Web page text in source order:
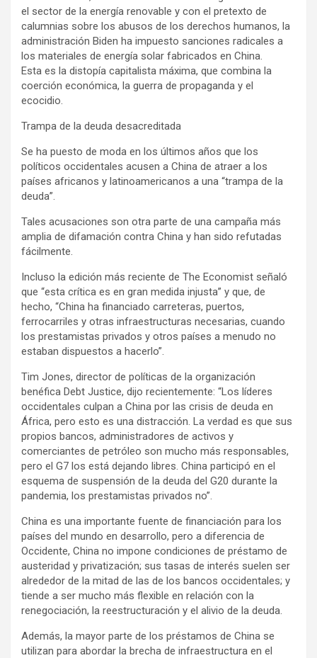
el sector de la energía renovable y con el pretexto de
calumnias sobre los abusos de los derechos humanos, la
administración Biden ha impuesto sanciones radicales a
los materiales de energía solar fabricados en China.
Esta es la distopía capitalista máxima, que combina la
coerción económica, la guerra de propaganda y el
ecocidio.
Trampa de la deuda desacreditada
Se ha puesto de moda en los últimos años que los
políticos occidentales acusen a China de atraer a los
países africanos y latinoamericanos a una “trampa de la
deuda”.
Tales acusaciones son otra parte de una campaña más
amplia de difamación contra China y han sido refutadas
fácilmente.
Incluso la edición más reciente de The Economist señaló
que “esta crítica es en gran medida injusta” y que, de
hecho, “China ha financiado carreteras, puertos,
ferrocarriles y otras infraestructuras necesarias, cuando
los prestamistas privados y otros países a menudo no
estaban dispuestos a hacerlo”.
Tim Jones, director de políticas de la organización
benéfica Debt Justice, dijo recientemente: “Los líderes
occidentales culpan a China por las crisis de deuda en
África, pero esto es una distracción. La verdad es que sus
propios bancos, administradores de activos y
comerciantes de petróleo son mucho más responsables,
pero el G7 los está dejando libres. China participó en el
esquema de suspensión de la deuda del G20 durante la
pandemia, los prestamistas privados no”.
China es una importante fuente de financiación para los
países del mundo en desarrollo, pero a diferencia de
Occidente, China no impone condiciones de préstamo de
austeridad y privatización; sus tasas de interés suelen ser
alrededor de la mitad de las de los bancos occidentales; y
tiende a ser mucho más flexible en relación con la
renegociación, la reestructuración y el alivio de la deuda.
Además, la mayor parte de los préstamos de China se
utilizan para abordar la brecha de infraestructura en el